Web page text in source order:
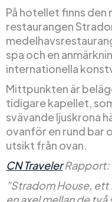
På hotellet finns den
restaurangen
spa och en
internationella
Mittpunkten är
tidigare kapellet,
svävande ljuskrona
ovanför en rund bar
utsikt från ovan.
CN Traveler Rapport:
”Stradom House,